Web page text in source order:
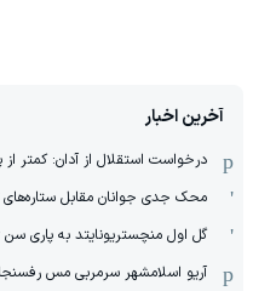
آخرین اخبار
درخواست استقلال از آدان: کمتر از
محک جدی ‌جوانان مقابل ستاره‌های
گل اول منچستریونایتد به پاری سن
آریو اسلامشهر سرمربی مس